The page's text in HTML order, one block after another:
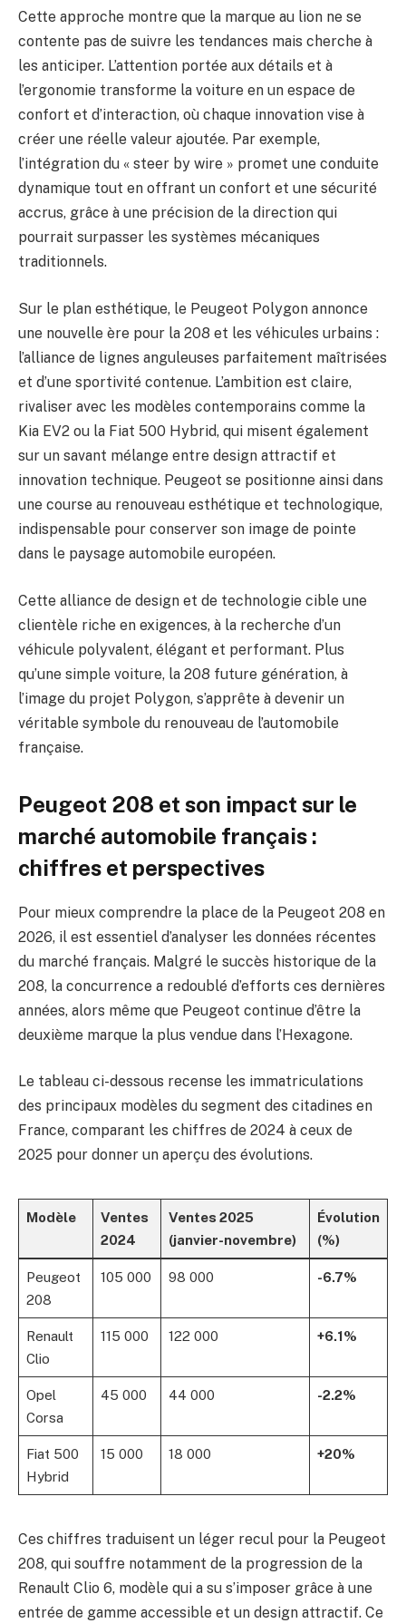
Cette approche montre que la marque au lion ne se
contente pas de suivre les tendances mais cherche à
les anticiper. L’attention portée aux détails et à
l’ergonomie transforme la voiture en un espace de
confort et d’interaction, où chaque innovation vise à
créer une réelle valeur ajoutée. Par exemple,
l’intégration du « steer by wire » promet une conduite
dynamique tout en offrant un confort et une sécurité
accrus, grâce à une précision de la direction qui
pourrait surpasser les systèmes mécaniques
traditionnels.
Sur le plan esthétique, le Peugeot Polygon annonce
une nouvelle ère pour la 208 et les véhicules urbains :
l’alliance de lignes anguleuses parfaitement maîtrisées
et d’une sportivité contenue. L’ambition est claire,
rivaliser avec les modèles contemporains comme la
Kia EV2 ou la Fiat 500 Hybrid, qui misent également
sur un savant mélange entre design attractif et
innovation technique. Peugeot se positionne ainsi dans
une course au renouveau esthétique et technologique,
indispensable pour conserver son image de pointe
dans le paysage automobile européen.
Cette alliance de design et de technologie cible une
clientèle riche en exigences, à la recherche d’un
véhicule polyvalent, élégant et performant. Plus
qu’une simple voiture, la 208 future génération, à
l’image du projet Polygon, s’apprête à devenir un
véritable symbole du renouveau de l’automobile
française.
Peugeot 208 et son impact sur le
marché automobile français :
chiffres et perspectives
Pour mieux comprendre la place de la Peugeot 208 en
2026, il est essentiel d’analyser les données récentes
du marché français. Malgré le succès historique de la
208, la concurrence a redoublé d’efforts ces dernières
années, alors même que Peugeot continue d’être la
deuxième marque la plus vendue dans l’Hexagone.
Le tableau ci-dessous recense les immatriculations
des principaux modèles du segment des citadines en
France, comparant les chiffres de 2024 à ceux de
2025 pour donner un aperçu des évolutions.
Modèle
Ventes
2024
Ventes 2025
(janvier-novembre)
Évolution
(%)
Peugeot
208
105 000 98 000 -6.7%
Renault
Clio
115 000 122 000 +6.1%
Opel
Corsa
45 000 44 000 -2.2%
Fiat 500
Hybrid
15 000 18 000 +20%
Ces chiffres traduisent un léger recul pour la Peugeot
208, qui souffre notamment de la progression de la
Renault Clio 6, modèle qui a su s’imposer grâce à une
entrée de gamme accessible et un design attractif. Ce